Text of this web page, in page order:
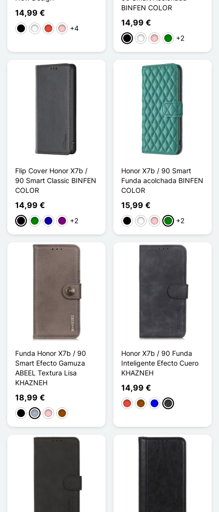
14,99 €
NegroBlancoRojoRosa+4
BINFEN COLOR
14,99 €
NegroBlancoRosaVerde
+2
Flip Cover Honor X7b /
90 Smart Classic BINFEN
COLOR
14,99 €
NegroVerdeAzul oscuro
Púrpura
+2
Honor X7b / 90 Smart
Funda acolchada BINFEN
COLOR
15,99 €
NegroBlancoRosaVerde
+2
Funda Honor X7b / 90
Smart Efecto Gamuza
ABEEL Textura Lisa
KHAZNEH
18,99 €
Negro
Gris RosaMarrón
Honor X7b / 90 Funda
Inteligente Efecto Cuero
KHAZNEH
14,99 €
RojoMarrón
AzulGris oscuro